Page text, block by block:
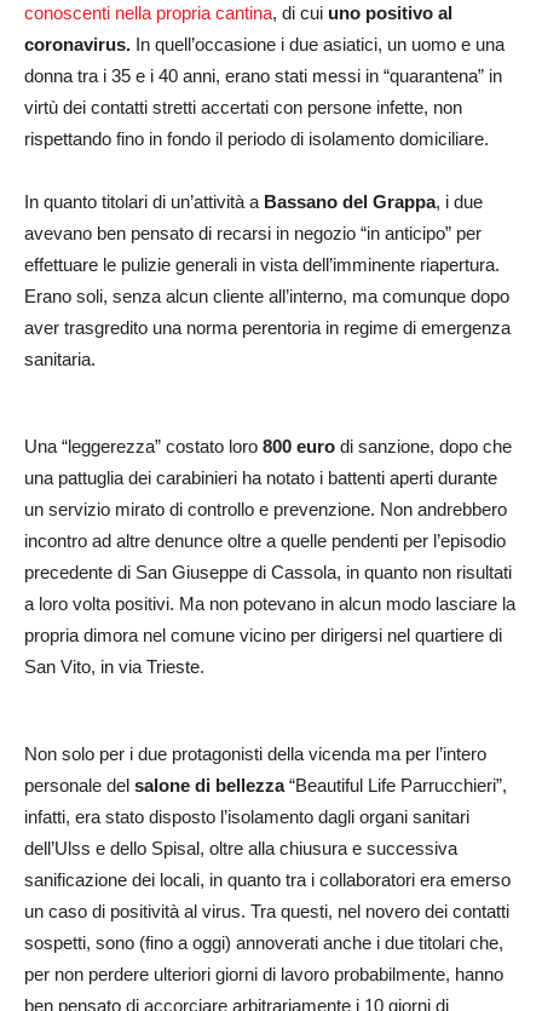
conoscenti nella propria cantina, di cui uno positivo al
coronavirus. In quell’occasione i due asiatici, un uomo e una
donna tra i 35 e i 40 anni, erano stati messi in “quarantena” in
virtù dei contatti stretti accertati con persone infette, non
rispettando fino in fondo il periodo di isolamento domiciliare.
In quanto titolari di un’attività a Bassano del Grappa, i due
avevano ben pensato di recarsi in negozio “in anticipo” per
effettuare le pulizie generali in vista dell’imminente riapertura.
Erano soli, senza alcun cliente all’interno, ma comunque dopo
aver trasgredito una norma perentoria in regime di emergenza
sanitaria.
Una “leggerezza” costato loro 800 euro di sanzione, dopo che
una pattuglia dei carabinieri ha notato i battenti aperti durante
un servizio mirato di controllo e prevenzione. Non andrebbero
incontro ad altre denunce oltre a quelle pendenti per l’episodio
precedente di San Giuseppe di Cassola, in quanto non risultati
a loro volta positivi. Ma non potevano in alcun modo lasciare la
propria dimora nel comune vicino per dirigersi nel quartiere di
San Vito, in via Trieste.
Non solo per i due protagonisti della vicenda ma per l’intero
personale del salone di bellezza“Beautiful Life Parrucchieri”,
infatti, era stato disposto l’isolamento dagli organi sanitari
dell’Ulss e dello Spisal, oltre alla chiusura e successiva
sanificazione dei locali, in quanto tra i collaboratori era emerso
un caso di positività al virus. Tra questi, nel novero dei contatti
sospetti, sono (fino a oggi) annoverati anche i due titolari che,
per non perdere ulteriori giorni di lavoro probabilmente, hanno
ben pensato di accorciare arbitrariamente i 10 giorni di